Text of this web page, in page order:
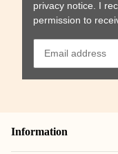
privacy notice . I
permission to
Information